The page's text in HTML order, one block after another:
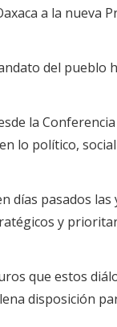
a la nueva
del pueblo
la
lo político,
días pasados
y
que estos
disposición